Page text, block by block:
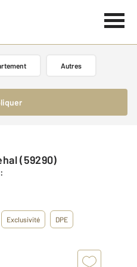
Autres
(59290)
Exclusivité DPE